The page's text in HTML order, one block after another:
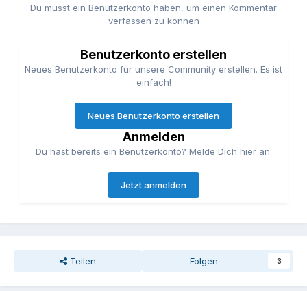
Du musst ein Benutzerkonto haben, um einen Kommentar
verfassen zu können
Benutzerkonto erstellen
Neues Benutzerkonto für unsere Community erstellen. Es ist
einfach!
Neues Benutzerkonto erstellen
Anmelden
Du hast bereits ein Benutzerkonto? Melde Dich hier an.
Jetzt anmelden
Teilen Folgen 3